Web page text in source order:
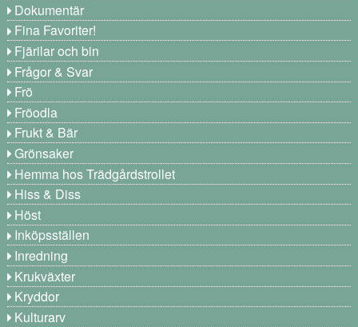
Dokumentär
Fina Favoriter!
Fjärilar och bin
Frågor & Svar
Frö
Fröodla
Frukt & Bär
Grönsaker
Hemma hos Trädgårdstrollet
Hiss & Diss
Höst
Inköpsställen
Inredning
Krukväxter
Kryddor
Kulturarv